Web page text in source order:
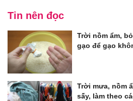
Tin nên đọc
Trời nồm ẩm,
gạo để gạo
Trời mưa, nồm
sấy, làm theo